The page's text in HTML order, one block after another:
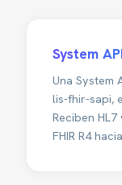
System
Una System
lis-fhir-sapi,
Reciben
FHIR R4